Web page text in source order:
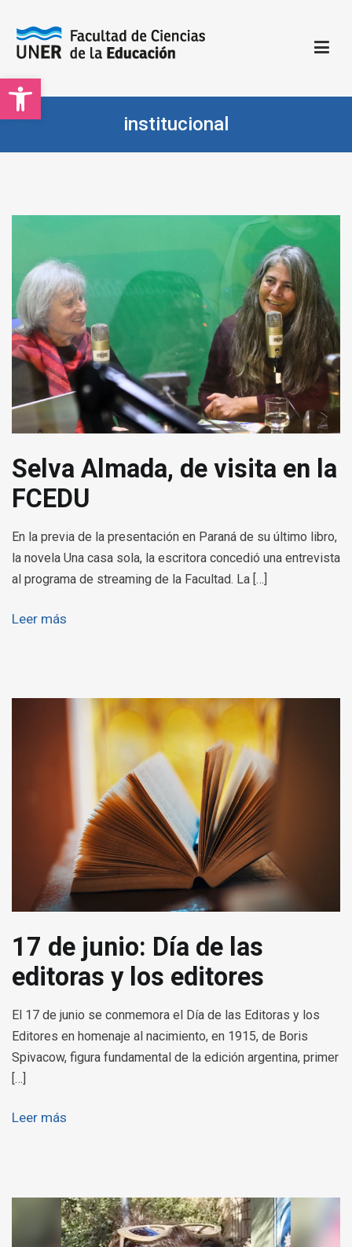
Open toolbar
contenido
Facultad de Ciencias de la Educación | UNER
Sitio oficial de la Facultad de Ciencias de la Educación
institucional
Selva Almada, de visita en la
FCEDU
En la previa de la presentación en Paraná de su último libro,
la novela Una casa sola, la escritora concedió una entrevista
al programa de streaming de la Facultad. La […]
Leer más
17 de junio: Día de las
editoras y los editores
El 17 de junio se conmemora el Día de las Editoras y los
Editores en homenaje al nacimiento, en 1915, de Boris
Spivacow, figura fundamental de la edición argentina, primer
[…]
Leer más